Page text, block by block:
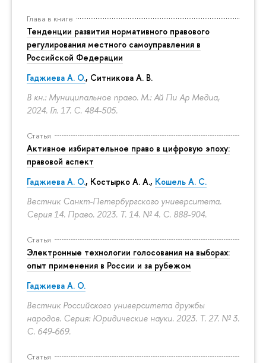
Глава в книге
Тенденции развития нормативного правового
регулирования местного самоуправления в
Российской Федерации
Гаджиева А. О., Ситникова А. В.
В кн.: Муниципальное право. М.: Ай Пи Ар Медиа,
2024. Гл. 17. С. 484-505.
Статья
Активное избирательное право в цифровую эпоху:
правовой аспект
Гаджиева А. О., Костырко А. А., Кошель А. С.
Вестник Санкт-Петербургского университета.
Серия 14. Право. 2023. Т. 14. № 4. С. 888-904.
Статья
Электронные технологии голосования на выборах:
опыт применения в России и за рубежом
Гаджиева А. О.
Вестник Российского университета дружбы
народов. Серия: Юридические науки. 2023. Т. 27. № 3.
С. 649-669.
Статья